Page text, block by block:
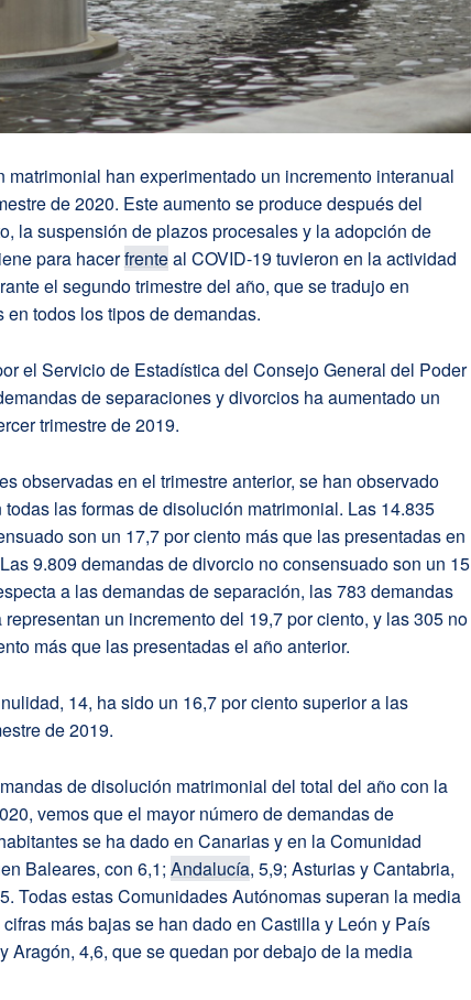
han experimentado un incremento interanual
de 2020. Este aumento se produce después del
la suspensión de plazos procesales y la adopción de
para hacerfrenteal COVID-19 tuvieron en la actividad
el segundo trimestre del año, que se tradujo en
todos los tipos de demandas.
el Servicio de Estadística del Consejo General del Poder
de separaciones y divorcios ha aumentado un
trimestre de 2019.
observadas en el trimestre anterior, se han observado
las formas de disolución matrimonial. Las 14.835
son un 17,7 por ciento más que las presentadas en
9.809 demandas de divorcio no consensuado son un 15
a las demandas de separación, las 783 demandas
un incremento del 19,7 por ciento, y las 305 no
más que las presentadas el año anterior.
14, ha sido un 16,7 por ciento superior a las
de 2019.
de disolución matrimonial del total del año con la
vemos que el mayor número de demandas de
se ha dado en Canarias y en la Comunidad
Baleares, con 6,1; Andalucía, 5,9; Asturias y Cantabria,
Todas estas Comunidades Autónomas superan la media
más bajas se han dado en Castilla y León y País
Aragón, 4,6, que se quedan por debajo de la media